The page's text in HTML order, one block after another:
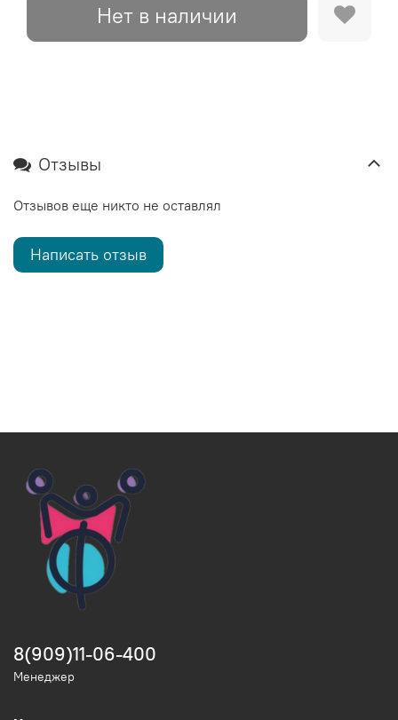
Нет в наличии
Отзывы
Отзывов еще никто не оставлял
Написать отзыв
8(909)11-06-400
Менеджер